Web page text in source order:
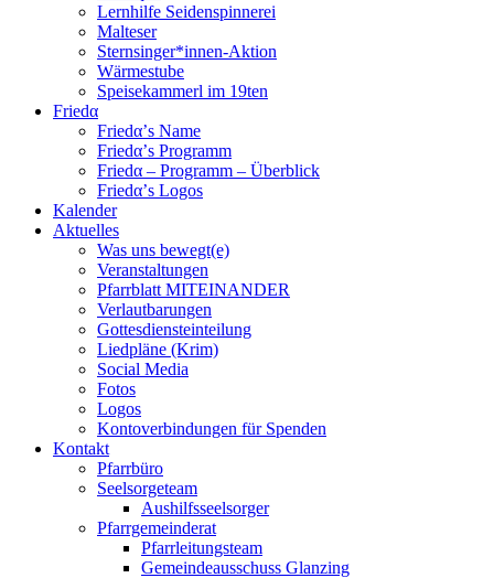
Lernhilfe Seidenspinnerei
Malteser
Sternsinger*innen-Aktion
Wärmestube
Speisekammerl im 19ten
Friedα
Friedα’s Name
Friedα’s Programm
Friedα – Programm – Überblick
Friedα’s Logos
Kalender
Aktuelles
Was uns bewegt(e)
Veranstaltungen
Pfarrblatt MITEINANDER
Verlautbarungen
Gottesdiensteinteilung
Liedpläne (Krim)
Social Media
Fotos
Logos
Kontoverbindungen für Spenden
Kontakt
Pfarrbüro
Seelsorgeteam
Aushilfsseelsorger
Pfarrgemeinderat
Pfarrleitungsteam
Gemeindeausschuss Glanzing